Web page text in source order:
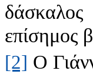
επίσημος
[2] Ο